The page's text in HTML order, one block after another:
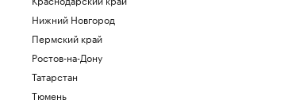
Нижний Новгород
Пермский край
Ростов-на-Дону
Татарстан
Тюмень